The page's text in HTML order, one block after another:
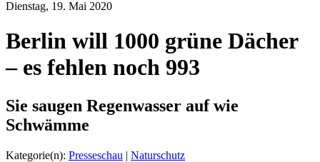
Dienstag, 19. Mai 2020
Berlin will 1000 grüne Dächer
– es fehlen noch 993
Sie saugen Regenwasser auf wie
Schwämme
Kategorie(n): Presseschau | Naturschutz